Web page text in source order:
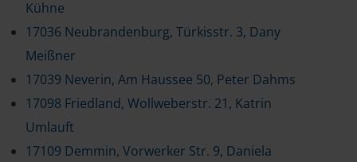
Kühne
17036 Neubrandenburg, Türkisstr. 3, Dany
Meißner
17039 Neverin, Am Haussee 50, Peter Dahms
17098 Friedland, Wollweberstr. 21, Katrin
Umlauft
17109 Demmin, Vorwerker Str. 9, Daniela